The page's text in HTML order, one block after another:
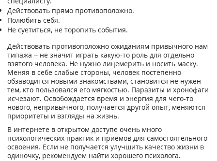
Действовать прямо противоположно.
Полюбить себя.
Не суетиться, не торопить события.
Действовать противоположно ожиданиям привычного нам
типажа – не значит играть какую-то роль для отдельно
взятого человека. Не нужно лицемерить и носить маску.
Меняя в себе слабые стороны, человек постепенно
обзаводится новыми знакомствами, становится не нужен
тем, кто пользовался его мягкостью. Паразиты и хронофаги
исчезают. Освобождается время и энергия для чего-то
нового, непривычного, получается другой опыт, меняются
приоритеты и взгляды на жизнь.
В интернете в открытом доступе очень много
психологических практик и приёмов для самостоятельного
освоения. Если не получается улучшить качество жизни в
одиночку, рекомендуем найти хорошего психолога.